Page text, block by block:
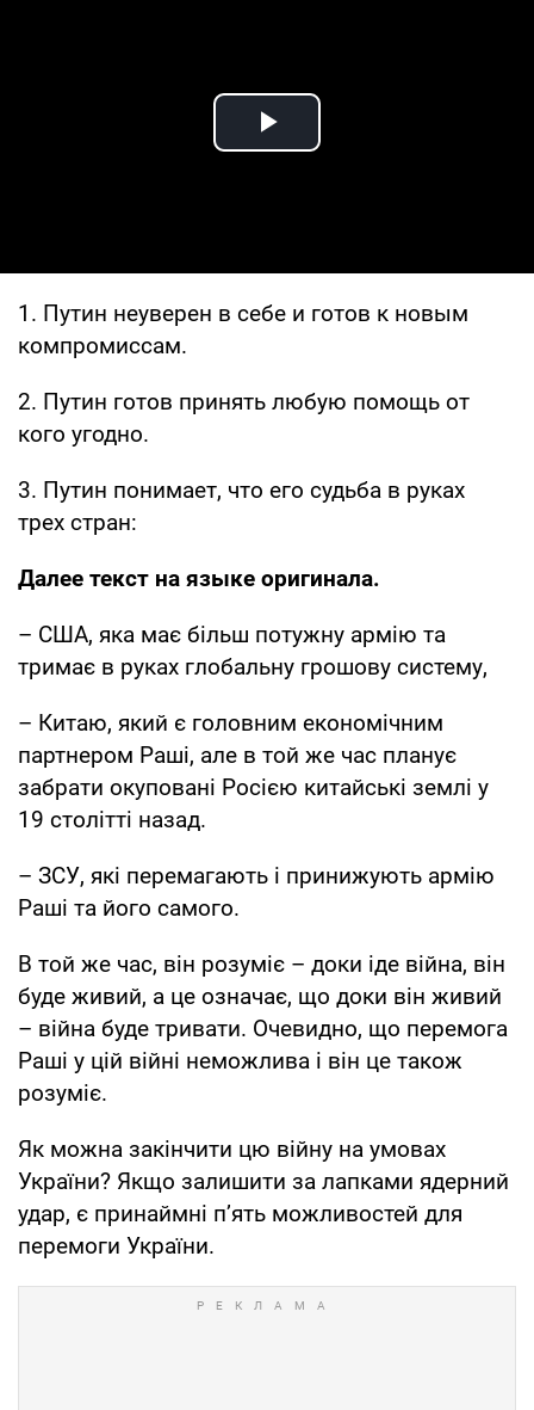
Play Video
1. Путин неуверен в себе и готов к новым
компромиссам.
2. Путин готов принять любую помощь от
кого угодно.
3. Путин понимает, что его судьба в руках
трех стран:
Далее текст на языке оригинала.
– США, яка має більш потужну армію та
тримає в руках глобальну грошову систему,
– Китаю, який є головним економічним
партнером Раші, але в той же час планує
забрати окуповані Росією китайські землі у
19 столітті назад.
– ЗСУ, які перемагають і принижують армію
Раші та його самого.
В той же час, він розуміє – доки іде війна, він
буде живий, а це означає, що доки він живий
– війна буде тривати. Очевидно, що перемога
Раші у цій війні неможлива і він це також
розуміє.
Як можна закінчити цю війну на умовах
України? Якщо залишити за лапками ядерний
удар, є принаймні п’ять можливостей для
перемоги України.